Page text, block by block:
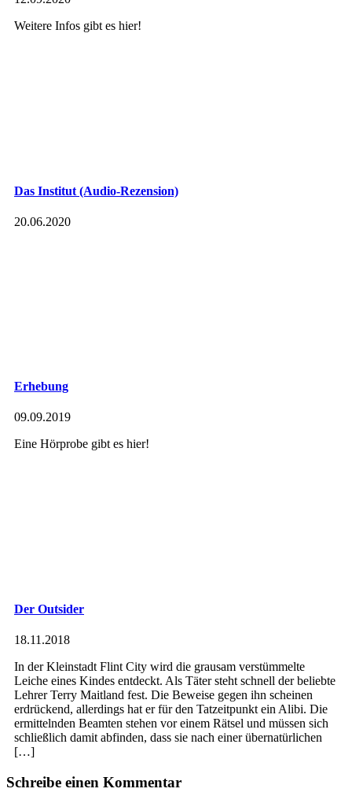
Weitere Infos gibt es hier!
Das Institut (Audio-Rezension)
20.06.2020
Erhebung
09.09.2019
Eine Hörprobe gibt es hier!
Der Outsider
18.11.2018
In der Kleinstadt Flint City wird die grausam verstümmelte
Leiche eines Kindes entdeckt. Als Täter steht schnell der beliebte
Lehrer Terry Maitland fest. Die Beweise gegen ihn scheinen
erdrückend, allerdings hat er für den Tatzeitpunkt ein Alibi. Die
ermittelnden Beamten stehen vor einem Rätsel und müssen sich
schließlich damit abfinden, dass sie nach einer übernatürlichen
[…]
Schreibe einen Kommentar